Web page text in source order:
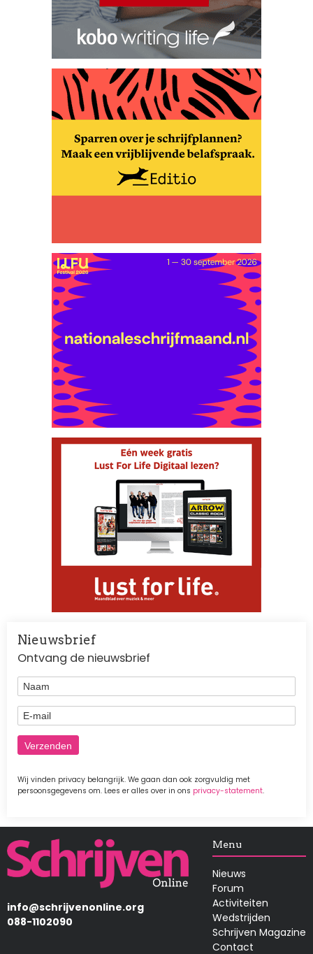
Nieuwsbrief
Ontvang de nieuwsbrief
Naam
E-mail
Wij vinden privacy belangrijk. We gaan dan ook zorgvuldig met
persoonsgegevens om. Lees er alles over in ons privacy-statement.
Afbeelding
info@schrijvenonline.org
088-1102090
Menu
Nieuws
Forum
Activiteiten
Wedstrijden
Schrijven Magazine
Contact